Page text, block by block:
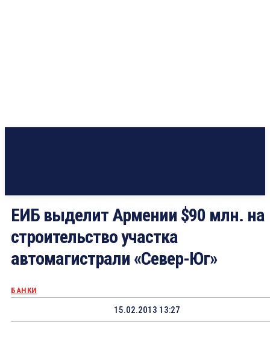
ЕИБ выделит Армении $90 млн. на
строительство участка
автомагистрали «Север-Юг»
БАНКИ
15.02.2013 13:27